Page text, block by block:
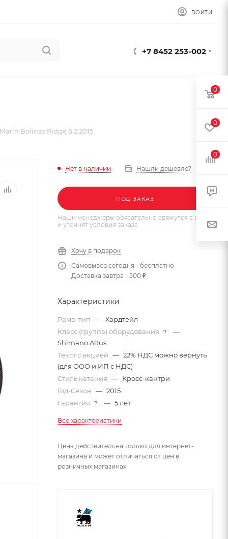
ВОЙТИ
+7 8452 253-002
Bolinas Ridge 6.2 2015
Нет в наличии Нашли дешевле?
ПОД ЗАКАЗ
Наши менеджеры обязательно свяжутся с вами
и уточнят условия заказа
Хочу в подарок
Самовывоз сегодня - бесплатно
Доставка завтра - 500 ₽
Характеристики
Рама: тип — Хардтейл
Класс (группа) оборудования
?
—
Shimano Altus
Текст с акцией — 22% НДС можно вернуть
(для ООО и ИП с НДС)
Стиль катания — Кросс-кантри
Год-Сезон — 2015
Гарантия
? — 5 лет
Все характеристики
Цена действительна только для интернет-
магазина и может отличаться от цен в
розничных магазинах
0
0
0